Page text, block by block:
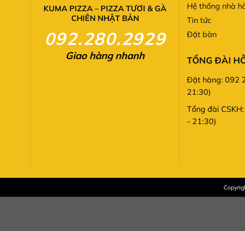
KUMA PIZZA – PIZZA TƯƠI & GÀ
CHIÊN NHẬT BẢN
092.280.2929
Giao hàng nhanh
Hệ thống nhà
Tin tức
Đặt bàn
TỔNG ĐÀI
Đặt hàng: 092
21:30)
Tổng đài
- 21:30)